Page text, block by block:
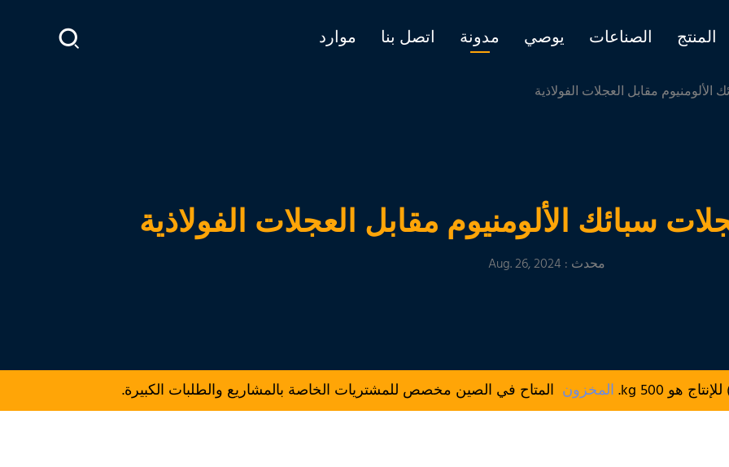
المنتج الصناعات يوصي مدونة اتصل بنا موارد
محدث : Aug. 26, 2024
المخزون المتاح في الصين مخصص للمشتريات الخاصة بالمشاريع والطلبات الكبيرة.